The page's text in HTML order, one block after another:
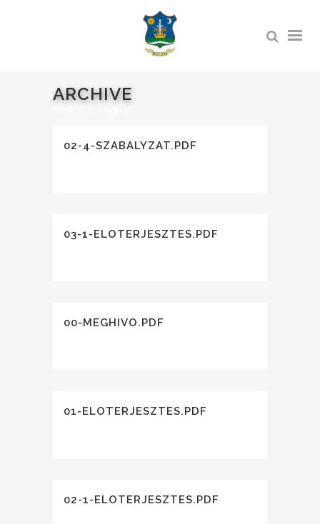
ARCHIVE
02-4-SZABALYZAT.PDF
03-1-ELOTERJESZTES.PDF
00-MEGHIVO.PDF
01-ELOTERJESZTES.PDF
02-1-ELOTERJESZTES.PDF